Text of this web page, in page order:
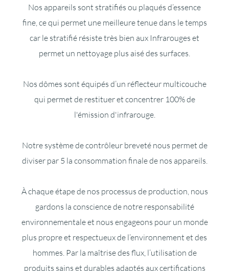
Nos appareils sont stratifiés ou plaqués d’essence
fine, ce qui permet une meilleure tenue dans le temps
car le stratifié résiste très bien aux Infrarouges et
permet un nettoyage plus aisé des surfaces.
Nos dômes sont équipés d’un réflecteur multicouche
qui permet de restituer et concentrer 100% de
l'émission d'infrarouge.
Notre système de contrôleur breveté nous permet de
diviser par 5 la consommation finale de nos appareils.
À chaque étape de nos processus de production, nous
gardons la conscience de notre responsabilité
environnementale et nous engageons pour un monde
plus propre et respectueux de l’environnement et des
hommes. Par la maîtrise des flux, l’utilisation de
produits sains et durables adaptés aux certifications